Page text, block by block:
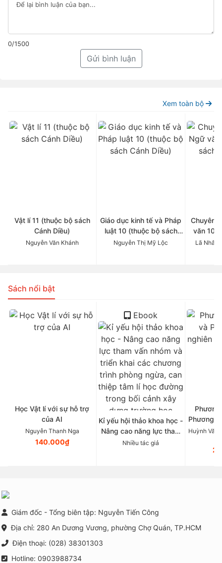
0/1500
Gửi bình luận
Xem toàn bộ
Vật lí 11 (thuộc bộ sách
Cánh Diều)
Nguyễn Văn Khánh
Giáo dục kinh tế và Pháp
luật 10 (thuộc bộ sách
Cánh Diều)
Nguyễn Thị Mỹ Lộc
Chuyên
văn 10
Lã
Sách nổi bật
Học Vật lí với sự hỗ trợ
của AI
Nguyễn Thanh Nga
140.000₫
Ebook
Kỉ yếu hội thảo khoa học -
Nâng cao năng lực tham
vấn nhóm và triển khai
Nhiều tác giả
Phương
Huỳnh Văn
Giám đốc - Tổng biên tập: Nguyễn Tiến Công
Địa chỉ: 280 An Dương Vương, phường Chợ Quán, TP.HCM
Điện thoại: (028) 38301303
Hotline: 0903988734